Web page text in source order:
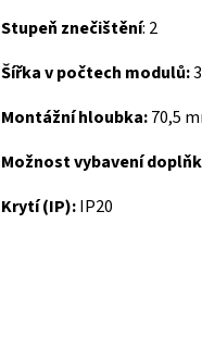
Stupeň znečištění: 2
Šířka v počtech modulů:3
Montážní hloubka:70,5
Možnost vybavení
Krytí (IP):IP20